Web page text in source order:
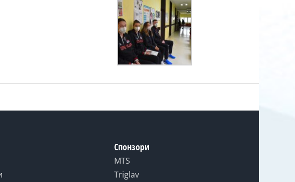
Спонзори
MTS
Triglav